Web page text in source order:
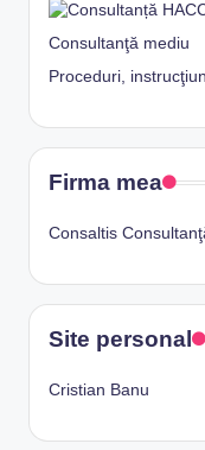
Consultanţă mediu
Proceduri,
Firma mea
Consaltis
Site personal
Cristian Banu